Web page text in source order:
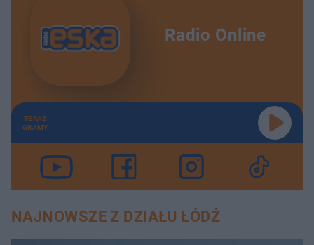
Radio Online
TERAZ
GRAMY
NAJNOWSZE Z DZIAŁU ŁÓDŹ